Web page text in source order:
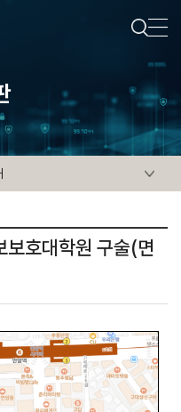
호대학원 구술(면